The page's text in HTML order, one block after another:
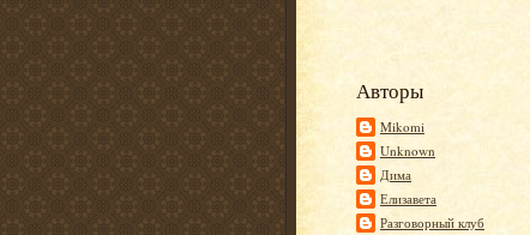
Авторы
Mikomi
Unknown
Дима
Елизавета
Разговорный клуб